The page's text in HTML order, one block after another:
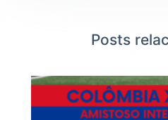
Posts